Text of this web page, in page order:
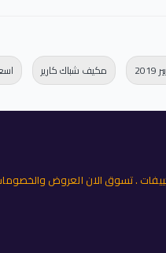
مكيف شباك كارير
. تسوق الان العروض